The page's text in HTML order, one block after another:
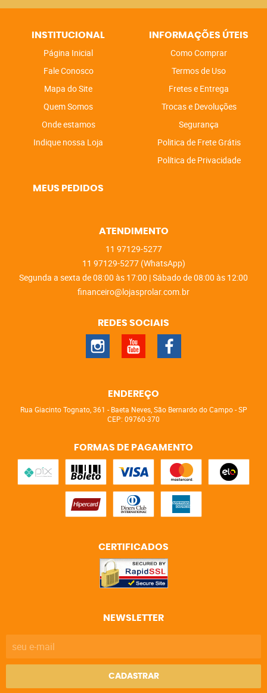
INSTITUCIONAL
Página Inicial
Fale Conosco
Mapa do Site
Quem Somos
Onde estamos
Indique nossa Loja
INFORMAÇÕES ÚTEIS
Como Comprar
Termos de Uso
Fretes e Entrega
Trocas e Devoluções
Segurança
Politica de Frete Grátis
Política de Privacidade
MEUS PEDIDOS
ATENDIMENTO
11 97129-5277
11 97129-5277 (WhatsApp)
Segunda a sexta de 08:00 às 17:00 | Sábado de 08:00 às 12:00
financeiro@lojasprolar.com.br
REDES SOCIAIS
ENDEREÇO
Rua Giacinto Tognato, 361 - Baeta Neves, São Bernardo do Campo-SP
CEP: 09760-370
FORMAS DE PAGAMENTO
CERTIFICADOS
NEWSLETTER
CADASTRAR